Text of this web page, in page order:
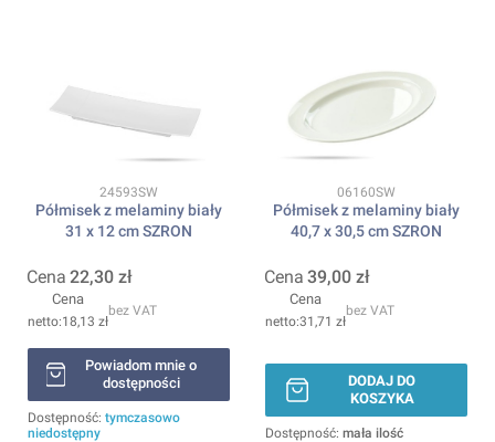
Kod produktu
24593SW
Półmisek z melaminy biały
31 x 12 cm SZRON
Cena 22,30 zł
Cena
18,13 zł
bez VAT
Powiadom mnie o
dostępności
Dostępność: tymczasowo
niedostępny
Kod produktu
06160SW
Półmisek z melaminy biały
40,7 x 30,5 cm SZRON
Cena 39,00 zł
Cena
31,71 zł
bez VAT
DODAJ DO
KOSZYKA
Dostępność: mała ilość